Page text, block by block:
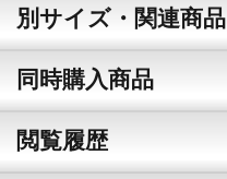
別サイズ・関連商品
同時購入商品
閲覧履歴